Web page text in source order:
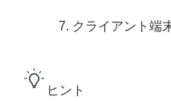
クライアント端
ヒント